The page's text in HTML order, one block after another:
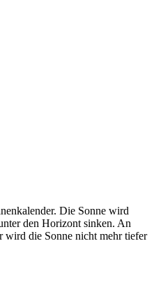
Die Sonne wird
den Horizont sinken. An
wird die Sonne nicht mehr tiefer